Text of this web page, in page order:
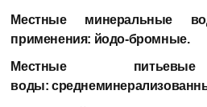
Местные минеральные
применения: йодо-бромные.
Местные
воды: